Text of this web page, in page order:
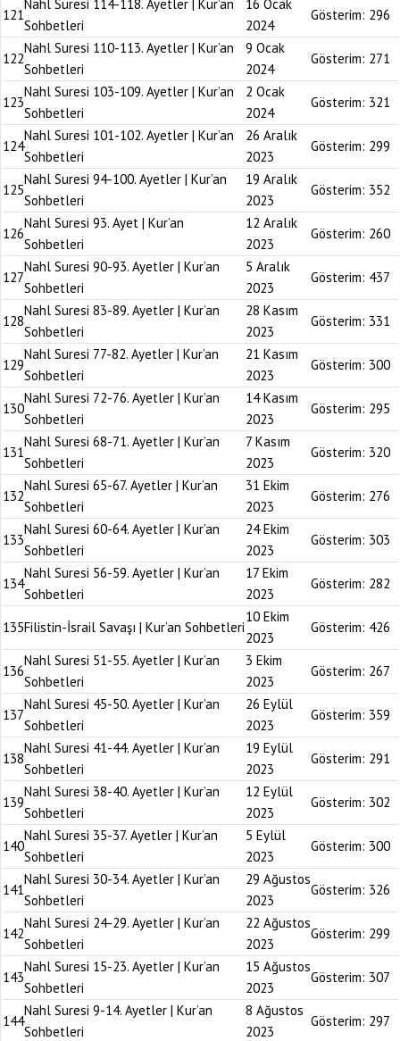
121
Nahl Suresi 114-118. Ayetler | Kur’an
Sohbetleri
16 Ocak
2024
Gösterim: 296
122
Nahl Suresi 110-113. Ayetler | Kur’an
Sohbetleri
9 Ocak
2024
Gösterim: 271
123
Nahl Suresi 103-109. Ayetler | Kur’an
Sohbetleri
2 Ocak
2024
Gösterim: 321
124
Nahl Suresi 101-102. Ayetler | Kur’an
Sohbetleri
26 Aralık
2023
Gösterim: 299
125
Nahl Suresi 94-100. Ayetler | Kur’an
Sohbetleri
19 Aralık
2023
Gösterim: 352
126
Nahl Suresi 93. Ayet | Kur’an
Sohbetleri
12 Aralık
2023
Gösterim: 260
127
Nahl Suresi 90-93. Ayetler | Kur’an
Sohbetleri
5 Aralık
2023
Gösterim: 437
128
Nahl Suresi 83-89. Ayetler | Kur’an
Sohbetleri
28 Kasım
2023
Gösterim: 331
129
Nahl Suresi 77-82. Ayetler | Kur’an
Sohbetleri
21 Kasım
2023
Gösterim: 300
130
Nahl Suresi 72-76. Ayetler | Kur’an
Sohbetleri
14 Kasım
2023
Gösterim: 295
131
Nahl Suresi 68-71. Ayetler | Kur’an
Sohbetleri
7 Kasım
2023
Gösterim: 320
132
Nahl Suresi 65-67. Ayetler | Kur’an
Sohbetleri
31 Ekim
2023
Gösterim: 276
133
Nahl Suresi 60-64. Ayetler | Kur’an
Sohbetleri
24 Ekim
2023
Gösterim: 303
134
Nahl Suresi 56-59. Ayetler | Kur’an
Sohbetleri
17 Ekim
2023
Gösterim: 282
135Filistin-İsrail Savaşı | Kur’an Sohbetleri
10 Ekim
2023
Gösterim: 426
136
Nahl Suresi 51-55. Ayetler | Kur’an
Sohbetleri
3 Ekim
2023
Gösterim: 267
137
Nahl Suresi 45-50. Ayetler | Kur’an
Sohbetleri
26 Eylül
2023
Gösterim: 359
138
Nahl Suresi 41-44. Ayetler | Kur’an
Sohbetleri
19 Eylül
2023
Gösterim: 291
139
Nahl Suresi 38-40. Ayetler | Kur’an
Sohbetleri
12 Eylül
2023
Gösterim: 302
140
Nahl Suresi 35-37. Ayetler | Kur’an
Sohbetleri
5 Eylül
2023
Gösterim: 300
141
Nahl Suresi 30-34. Ayetler | Kur’an
Sohbetleri
29 Ağustos
2023
Gösterim: 326
142
Nahl Suresi 24-29. Ayetler | Kur’an
Sohbetleri
22 Ağustos
2023
Gösterim: 299
143
Nahl Suresi 15-23. Ayetler | Kur’an
Sohbetleri
15 Ağustos
2023
Gösterim: 307
144
Nahl Suresi 9-14. Ayetler | Kur’an
Sohbetleri
8 Ağustos
2023
Gösterim: 297